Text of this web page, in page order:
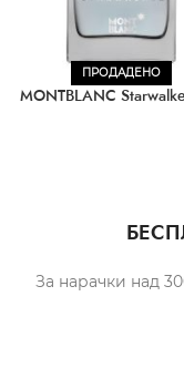
ПРОДАДЕНО
MONTBLANC
За нарачки над